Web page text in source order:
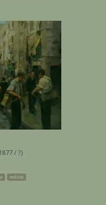
/ ?)
veduta